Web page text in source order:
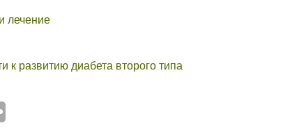
лечение
к развитию диабета второго типа